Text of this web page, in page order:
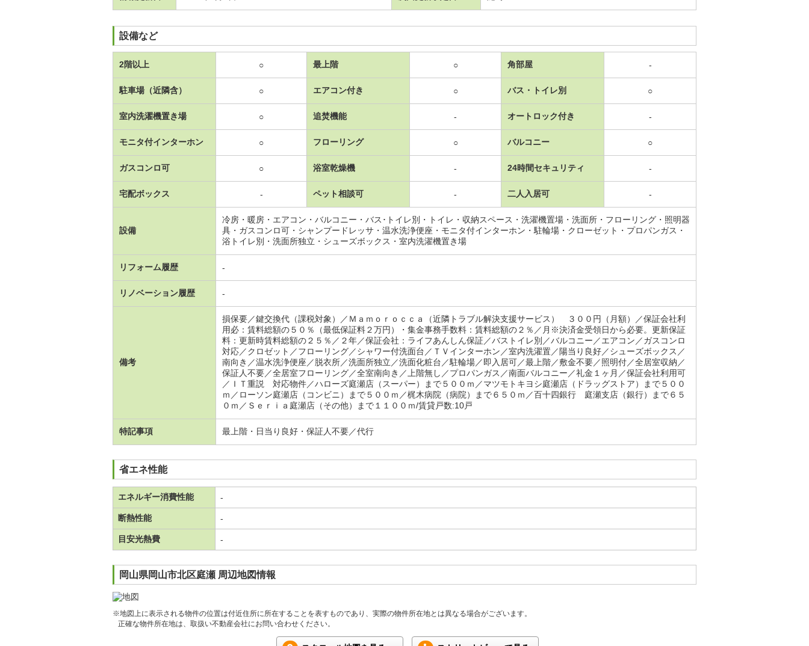
設備など
2階以上 ○ 最上階 ○ 角部屋 -
駐車場（近隣含） ○ エアコン付き ○ バス・トイレ別 ○
室内洗濯機置き場 ○ 追焚機能 - オートロック付き -
モニタ付インターホン ○ フローリング ○ バルコニー ○
ガスコンロ可 ○ 浴室乾燥機 - 24時間セキュリティ -
宅配ボックス - ペット相談可 - 二人入居可 -
設備
冷房・暖房・エアコン・バルコニー・バス･トイレ別・トイレ・収納スペース・洗濯機置場・洗面所・フローリング・照明器
具・ガスコンロ可・シャンプードレッサ・温水洗浄便座・モニタ付インターホン・駐輪場・クローゼット・プロパンガス・
浴トイレ別・洗面所独立・シューズボックス・室内洗濯機置き場
リフォーム履歴 -
リノベーション履歴 -
備考
損保要／鍵交換代（課税対象）／Ｍａｍｏｒｏｃｃａ（近隣トラブル解決支援サービス） ３００円（月額）／保証会社利
用必：賃料総額の５０％（最低保証料２万円）・集金事務手数料：賃料総額の２％／月※決済金受領日から必要。更新保証
料：更新時賃料総額の２５％／２年／保証会社：ライフあんしん保証／バストイレ別／バルコニー／エアコン／ガスコンロ
対応／クロゼット／フローリング／シャワー付洗面台／ＴＶインターホン／室内洗濯置／陽当り良好／シューズボックス／
南向き／温水洗浄便座／脱衣所／洗面所独立／洗面化粧台／駐輪場／即入居可／最上階／敷金不要／照明付／全居室収納／
保証人不要／全居室フローリング／全室南向き／上階無し／プロパンガス／南面バルコニー／礼金１ヶ月／保証会社利用可
／ＩＴ重説 対応物件／ハローズ庭瀬店（スーパー）まで５００ｍ／マツモトキヨシ庭瀬店（ドラッグストア）まで５００
ｍ／ローソン庭瀬店（コンビニ）まで５００ｍ／梶木病院（病院）まで６５０ｍ／百十四銀行 庭瀬支店（銀行）まで６５
０ｍ／Ｓｅｒｉａ庭瀬店（その他）まで１１００ｍ/賃貸戸数:10戸
特記事項 最上階・日当り良好・保証人不要／代行
省エネ性能
エネルギー消費性能 -
断熱性能 -
目安光熱費 -
岡山県岡山市北区庭瀬 周辺地図情報
※地図上に表示される物件の位置は付近住所に所在することを表すものであり、実際の物件所在地とは異なる場合がございます。
正確な物件所在地は、取扱い不動産会社にお問い合わせください。